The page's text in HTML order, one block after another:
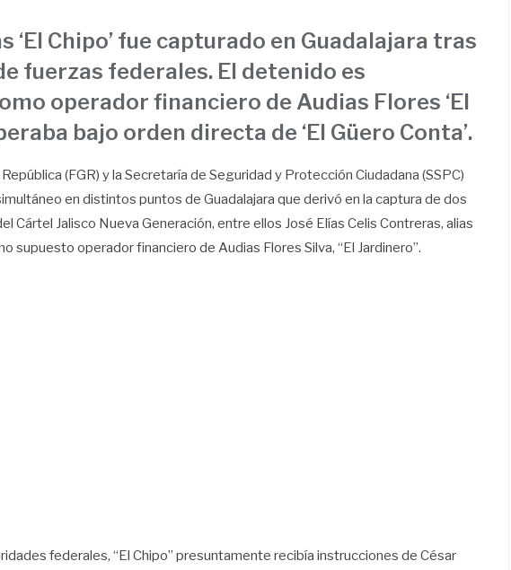
‘El Chipo’ fue capturado en Guadalajara tras
fuerzas federales. El detenido es
operador financiero de Audias Flores ‘El
bajo orden directa de ‘El Güero Conta’.
(FGR) y la Secretaría de Seguridad y Protección Ciudadana (SSPC)
en distintos puntos de Guadalajara que derivó en la captura de dos
Cártel Jalisco Nueva Generación, entre ellos José Elías Celis Contreras, alias
supuesto operador financiero de Audias Flores Silva, “El Jardinero”.
federales, “El Chipo” presuntamente recibía instrucciones de César